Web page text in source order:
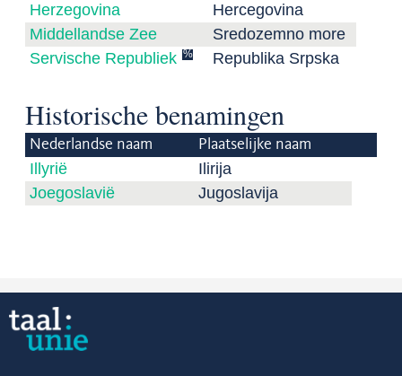
Herzegovina
Hercegovina
Middellandse Zee
Sredozemno more
Servische Republiek % Republika Srpska
Historische benamingen
Nederlandse naam Plaatselijke naam
Illyrië
Ilirija
Joegoslavië
Jugoslavija